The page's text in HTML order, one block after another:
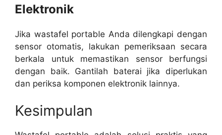
Elektronik
Jika wastafel portable Anda dilengkapi dengan
sensor otomatis, lakukan pemeriksaan secara
berkala untuk memastikan sensor berfungsi
dengan baik. Gantilah baterai jika diperlukan
dan periksa komponen elektronik lainnya.
Kesimpulan